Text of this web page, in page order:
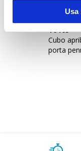
Usa
16405
Cubo
porta